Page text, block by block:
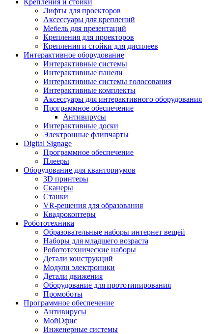
Крепления и стойки
Лифты для проекторов
Аксессуары для креплений
Мебель для презентаций
Крепления для проекторов
Крепления и стойки для дисплеев
Интерактивное оборудование
Интерактивные системы
Интерактивные панели
Интерактивные системы голосования
Интерактивные комплекты
Аксессуары для интерактивного оборудования
Программное обеспечение
Антивирусы
Интерактивные доски
Электронные флипчарты
Digital Signage
Программное обеспечение
Плееры
Оборудование для кванториумов
3D принтеры
Сканеры
Станки
VR-решения для образования
Квадрокоптеры
Робототехника
Образовательные наборы интернет вещей
Наборы для младшего возраста
Робототехнические наборы
Детали конструкций
Модули электроники
Детали движения
Оборудование для прототипирования
Промоботы
Программное обеспечение
Антивирусы
МойОфис
Инженерные системы